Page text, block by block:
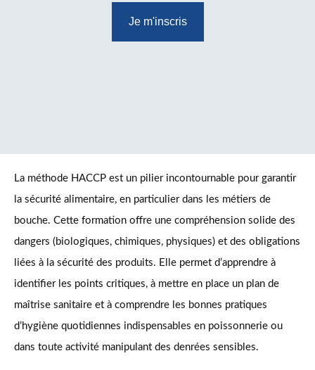
Je m'inscris
La méthode HACCP est un pilier incontournable pour garantir
la sécurité alimentaire, en particulier dans les métiers de
bouche. Cette formation offre une compréhension solide des
dangers (biologiques, chimiques, physiques) et des obligations
liées à la sécurité des produits. Elle permet d’apprendre à
identifier les points critiques, à mettre en place un plan de
maîtrise sanitaire et à comprendre les bonnes pratiques
d’hygiène quotidiennes indispensables en poissonnerie ou
dans toute activité manipulant des denrées sensibles.